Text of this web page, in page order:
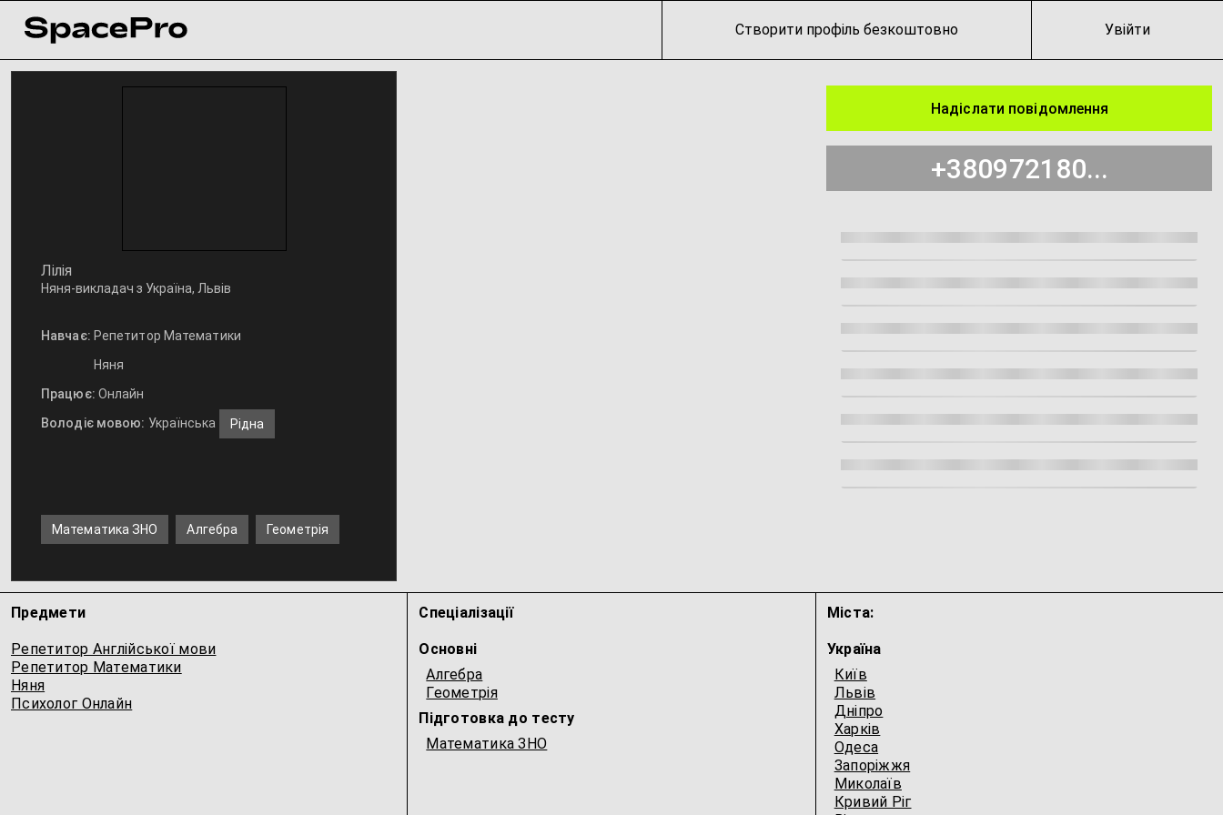
Створити профіль безкоштовно Увійти
Лілія
Няня-викладач з Україна, Львів
Навчає: Репетитор Математики
Няня
Працює: Онлайн
Володіє мовою: Українська Рідна
Математика ЗНО Алгебра Геометрія
Надіслати повідомлення
+380972180...
Предмети
Репетитор Англійської мови
Репетитор Математики
Няня
Психолог Онлайн
Спеціалізації
Основні
Алгебра
Геометрія
Підготовка до тесту
Математика ЗНО
Міста:
Україна
Київ
Львів
Дніпро
Харків
Одеса
Запоріжжя
Миколаїв
Кривий Ріг